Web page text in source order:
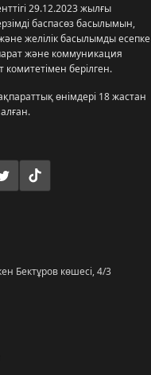
29.12.2023 жылғы
баспасөз басылымын,
желілік басылымды есепке
және коммуникация
комитетімен берілген.
өнімдері 18 жастан
Бектұров көшесі, 4/3